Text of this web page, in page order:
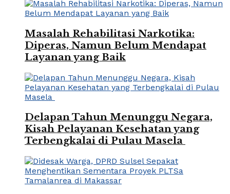
Masalah Rehabilitasi Narkotika:
Diperas, Namun Belum Mendapat
Layanan yang Baik
Delapan Tahun Menunggu Negara,
Kisah Pelayanan Kesehatan yang
Terbengkalai di Pulau Masela